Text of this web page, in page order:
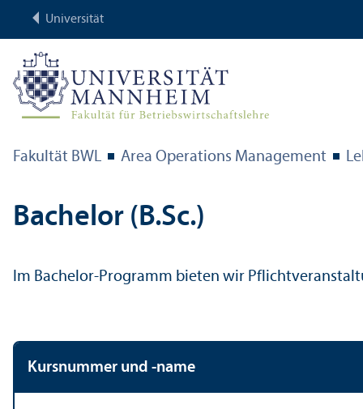
Universität
Fakultät BWL Area Operations Management
Bachelor (B.Sc.)
Im Bachelor-Programm bieten wir
Kursnummer und -name